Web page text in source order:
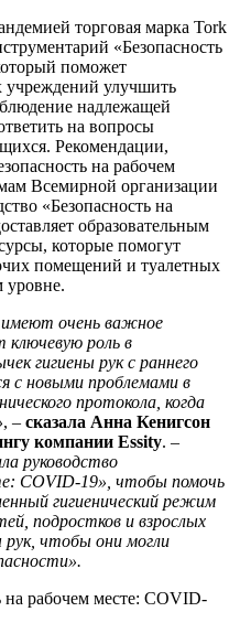
торговая марка Tork
«Безопасность
поможет
учреждений улучшить
надлежащей
на вопросы
Рекомендации,
на рабочем
Всемирной организации
«Безопасность на
образовательным
которые помогут
помещений и туалетных
уровне.
очень важное
ключевую роль в
гигиены рук с раннего
с новыми проблемами в
протокола, когда
, – сказала Анна Кенигсон
компании Essity. –
руководство
COVID-19», чтобы помочь
гигиенический режим
подростков и взрослых
чтобы они могли
на рабочем месте: COVID-